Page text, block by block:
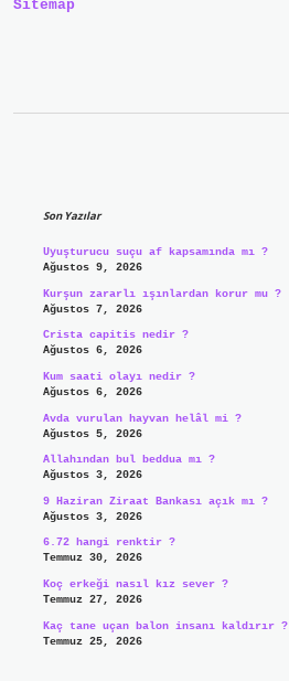
Sitemap
Son Yazılar
Uyuşturucu suçu af kapsamında mı ?
Ağustos 9, 2026
Kurşun zararlı ışınlardan korur mu ?
Ağustos 7, 2026
Crista capitis nedir ?
Ağustos 6, 2026
Kum saati olayı nedir ?
Ağustos 6, 2026
Avda vurulan hayvan helâl mi ?
Ağustos 5, 2026
Allahından bul beddua mı ?
Ağustos 3, 2026
9 Haziran Ziraat Bankası açık mı ?
Ağustos 3, 2026
6.72 hangi renktir ?
Temmuz 30, 2026
Koç erkeği nasıl kız sever ?
Temmuz 27, 2026
Kaç tane uçan balon insanı kaldırır ?
Temmuz 25, 2026